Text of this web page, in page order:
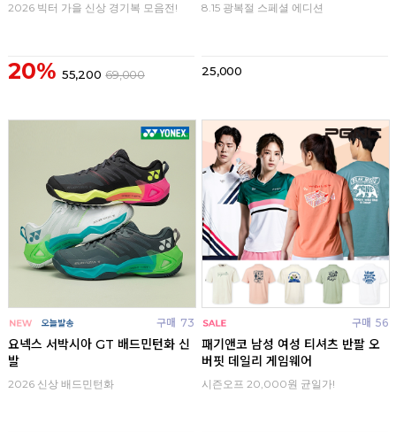
2026 빅터 가을 신상 경기복 모음전!
20% 55,200 69,000
8.15 광복절 스페셜 에디션
25,000
구매 73
요넥스 서박시아 GT 배드민턴화 신
발
2026 신상 배드민턴화
구매 56
패기앤코 남성 여성 티셔츠 반팔 오
버핏 데일리 게임웨어
시즌오프 20,000원 균일가!